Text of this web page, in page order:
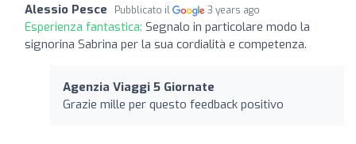
Alessio Pesce Pubblicato il 3 years ago
Esperienza fantastica: Segnalo in particolare modo la
signorina Sabrina per la sua cordialità e competenza.
Agenzia Viaggi 5 Giornate
Grazie mille per questo feedback positivo